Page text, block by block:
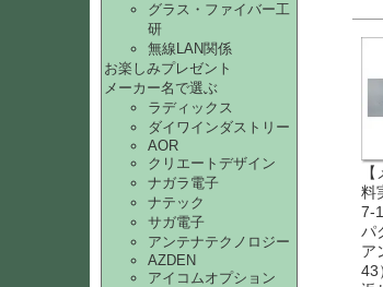
グラス・ファイバー工
研
無線LAN関係
お楽しみプレゼント
メーカー名で選ぶ
ラディックス
ダイワインダストリー
AOR
クリエートデザイン
ナガラ電子
ナテック
サガ電子
アンテナテクノロジー
AZDEN
アイコムオプション
料
7-
パ
ア
43